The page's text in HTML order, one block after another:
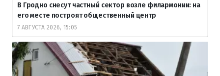
В Гродно снесут частный сектор возле филармонии: на
его месте построят общественный центр
7 АВГУСТА 2026, 15:05